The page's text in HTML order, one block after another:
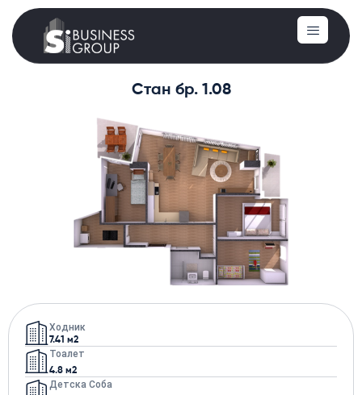
Стан бр. 1.08
Ходник
7.41 м2
Тоалет
4.8 м2
Детска Соба